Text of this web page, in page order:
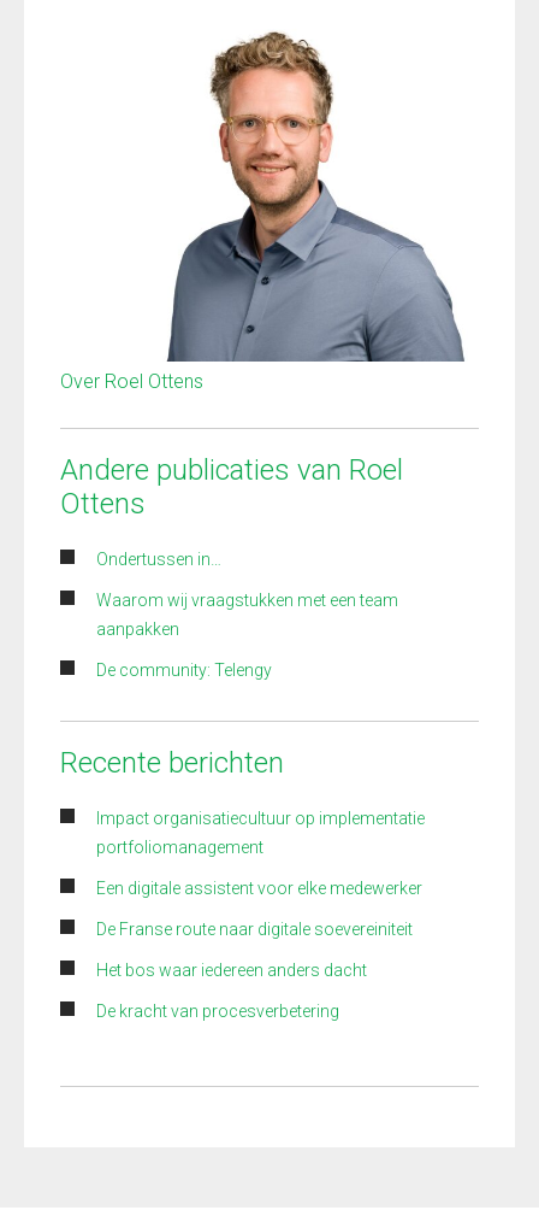
Over Roel Ottens
Andere publicaties van Roel
Ottens
Ondertussen in…
Waarom wij vraagstukken met een team
aanpakken
De community: Telengy
Recente berichten
Impact organisatiecultuur op implementatie
portfoliomanagement
Een digitale assistent voor elke medewerker
De Franse route naar digitale soevereiniteit
Het bos waar iedereen anders dacht
De kracht van procesverbetering